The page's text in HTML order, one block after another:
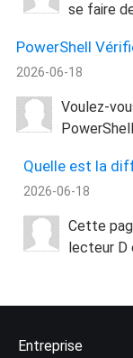
se faire
PowerShell
2026-06-18
Voulez-
Quelle est la
2026-06-18
Cette
lecteur D
Entreprise